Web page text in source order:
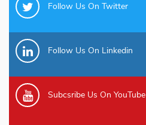
Follow Us On Twitter
Follow Us On Linkedin
Subcsribe Us On YouTube